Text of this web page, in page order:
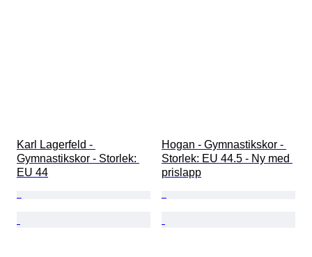
Karl Lagerfeld -
Gymnastikskor - Storlek:
EU 44
Hogan - Gymnastikskor -
Storlek: EU 44.5 - Ny med
prislapp